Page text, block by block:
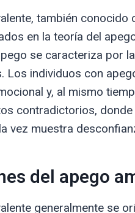
también
en la teoría del
se caracteriza por
Los individuos con
y, al mismo
contradictorios,
vez muestra
del apego
generalmente se